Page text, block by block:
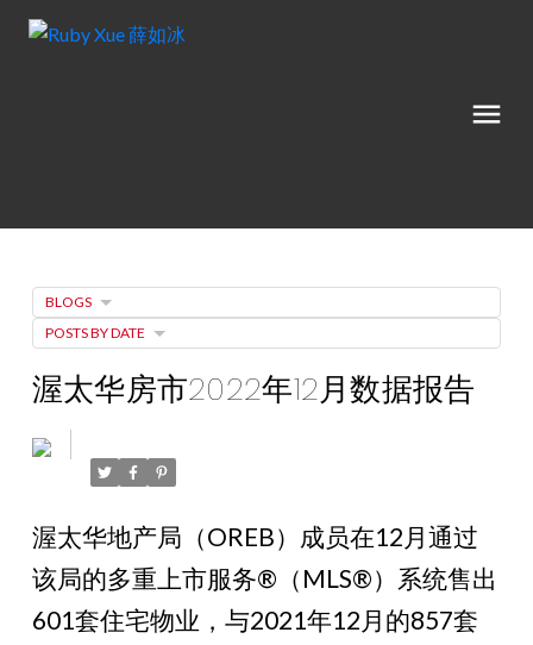
渥太华房市2022年12月数据报告
渥太华地产局（OREB）成员在12月通过
该局的多重上市服务®（MLS®）系统售出
601套住宅物业，与2021年12月的857套
BLOGS
POSTS BY DATE